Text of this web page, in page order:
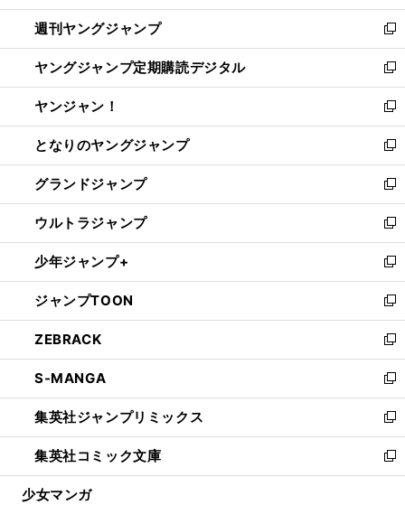
開
く
ウ
で
開
く
ン
ド
ウ
で
開
く
ウ
ィ
ン
ド
ウ
で
開
く
週刊ヤングジャンプ
新
し
い
ウ
ィ
ン
ド
ウ
で
開
く
ヤングジャンプ定期購読デジタル
新
し
い
ウ
ィ
ン
ド
ウ
で
開
く
ヤンジャン！
新
し
い
ウ
ィ
ン
ド
ウ
で
開
く
となりのヤングジャンプ
新
し
い
ウ
ィ
ン
ド
ウ
で
開
く
グランドジャンプ
新
し
い
ウ
ィ
ン
ド
ウ
で
開
く
ウルトラジャンプ
新
し
い
ウ
ィ
ン
ド
ウ
で
開
く
少年ジャンプ+
新
し
い
ウ
ィ
ン
ド
ウ
で
開
く
ジャンプTOON
新
し
い
ウ
ィ
ン
ド
ウ
で
開
ZEBRACK
新
し
い
ウ
ィ
ン
ド
ウ
S-MANGA
新
し
い
ウ
ィ
ン
集英社ジャンプリミックス
新
し
い
ウ
集英社コミック文庫
新
し
少女マンガ